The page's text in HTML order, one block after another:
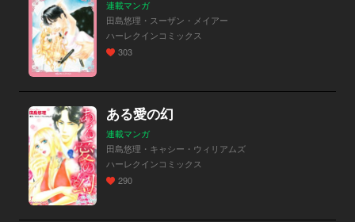
連載マンガ
田島悠理・スーザン・メイアー
ハーレクインコミックス
303
ある愛の幻
連載マンガ
田島悠理・キャシー・ウィリアムズ
ハーレクインコミックス
290